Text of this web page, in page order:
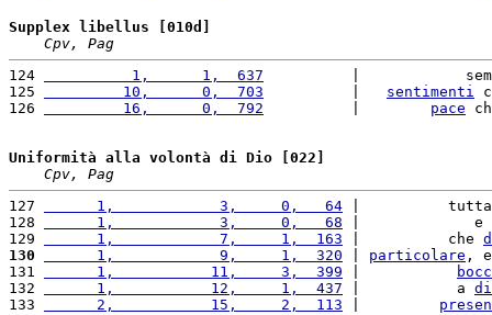
Supplex libellus [010d]
Cpv, Pag
124
          1,      1,  637
|
125
         10,      0,  703
sentimenti
126
         16,      0,  792
pace
Uniformità alla volontà di Dio [022]
Cpv, Pag
127
      1,            3,     0,   64
|
128
      1,            3,     0,   68
|             e
129
      1,            7,     1,  163
|          che
130
      1,            9,     1,  320
particolare ,
131
      1,           11,     3,  399
132
      1,           12,     1,  437
|           a
133
      2,           15,     2,  113